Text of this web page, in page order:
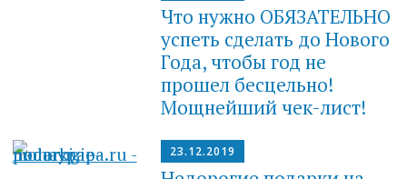
Что нужно ОБЯЗАТЕЛЬНО
успеть сделать до Нового
Года, чтобы год не
прошел бесцельно!
Мощнейший чек-лист!
23.12.2019